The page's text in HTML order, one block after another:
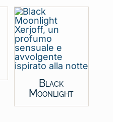
Black
Moonlight